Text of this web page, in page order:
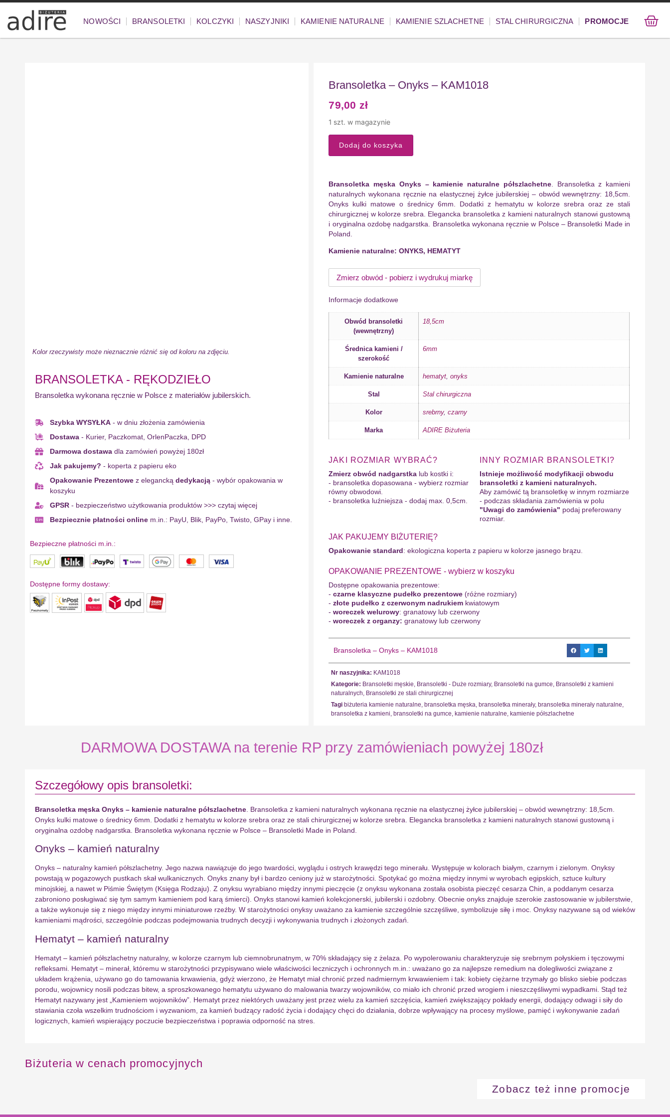
NOWOŚCI BRANSOLETKI KOLCZYKI NASZYJNIKI KAMIENIE NATURALNE KAMIENIE SZLACHETNE STAL CHIRURGICZNA PROMOCJE
Kolor rzeczywisty może nieznacznie różnić się od koloru na zdjęciu.
BRANSOLETKA - RĘKODZIEŁO
Bransoletka wykonana ręcznie w Polsce z materiałów jubilerskich.
Szybka WYSYŁKA - w dniu złożenia zamówienia
Dostawa - Kurier, Paczkomat, OrlenPaczka, DPD
Darmowa dostawa dla zamówień powyżej 180zł
Jak pakujemy? - koperta z papieru eko
Opakowanie Prezentowe z eleganckądedykacją - wybór opakowania w
koszyku
GPSR - bezpieczeństwo użytkowania produktów >>> czytaj więcej
Bezpiecznie płatności online m.in.: PayU, Blik, PayPo, Twisto, GPay i inne.
Bezpieczne płatności m.in.:
Dostępne formy dostawy:
Bransoletka – Onyks – KAM1018
79,00zł
1 szt. w magazynie
Dodaj do koszyka
Bransoletka męska Onyks – kamienie naturalne półszlachetne. Bransoletka z kamieni
naturalnych wykonana ręcznie na elastycznej żyłce jubilerskiej – obwód wewnętrzny: 18,5cm.
Onyks kulki matowe o średnicy 6mm. Dodatki z hematytu w kolorze srebra oraz ze stali
chirurgicznej w kolorze srebra. Elegancka bransoletka z kamieni naturalnych stanowi gustowną
i oryginalna ozdobę nadgarstka. Bransoletka wykonana ręcznie w Polsce – Bransoletki Made in
Poland.
Kamienie naturalne: ONYKS, HEMATYT
Zmierz obwód - pobierz i wydrukuj miarkę
Informacje dodatkowe
Obwód bransoletki
(wewnętrzny)
18,5cm
Średnica kamieni /
szerokość
6mm
Kamienie naturalne hematyt,onyks
Stal Stal chirurgiczna
Kolor srebrny,czarny
Marka ADIRE Biżuteria
JAKI ROZMIAR WYBRAĆ?
Zmierz obwód nadgarstka lub kostki i:
- bransoletka dopasowana - wybierz rozmiar
równy obwodowi.
- bransoletka luźniejsza - dodaj max. 0,5cm.
INNY ROZMIAR BRANSOLETKI?
Istnieje możliwość modyfikacji obwodu
bransoletki z kamieni naturalnych.
Aby zamówić tą bransoletkę w innym rozmiarze
- podczas składania zamówienia w polu
"Uwagi do zamówienia" podaj preferowany
rozmiar.
JAK PAKUJEMY BIŻUTERIĘ?
Opakowanie standard: ekologiczna koperta z papieru w kolorze jasnego brązu.
OPAKOWANIE PREZENTOWE - wybierz w koszyku
Dostępne opakowania prezentowe:
-czarne klasyczne pudełko prezentowe (różne rozmiary)
-złote pudełko z czerwonym nadrukiem kwiatowym
-woreczek welurowy: granatowy lub czerwony
-woreczek z organzy: granatowy lub czerwony
Bransoletka – Onyks – KAM1018
Nr naszyjnika: KAM1018
Kategorie: Bransoletki męskie Bransoletki - Duże rozmiary, Bransoletki na gumce Bransoletki z kamieni
naturalnych Bransoletki ze stali chirurgicznej
Tagi biżuteria kamienie naturalne ,bransoletka męska ,bransoletka minerały,bransoletka minerały naturalne
bransoletka z kamieni ,bransoletki na gumce ,kamienie naturalne ,kamienie półszlachetne
DARMOWA DOSTAWA na terenie RP przy zamówieniach powyżej 180zł
Szczegółowy opis bransoletki:
Bransoletka męska Onyks – kamienie naturalne półszlachetne . Bransoletka z kamieni naturalnych wykonana ręcznie na elastycznej żyłce jubilerskiej – obwód wewnętrzny: 18,5cm.
Onyks kulki matowe o średnicy 6mm. Dodatki z hematytu w kolorze srebra oraz ze stali chirurgicznej w kolorze srebra. Elegancka bransoletka z kamieni naturalnych stanowi gustowną i
oryginalna ozdobę nadgarstka. Bransoletka wykonana ręcznie w Polsce – Bransoletki Made in Poland.
Onyks – kamień naturalny
Onyks – naturalny kamień półszlachetny. Jego nazwa nawiązuje do jego twardości, wyglądu i ostrych krawędzi tego minerału. Występuje w kolorach białym, czarnym i zielonym. Onyksy
powstają w pogazowych pustkach skał wulkanicznych. Onyks znany był i bardzo ceniony już w starożytności. Spotykać go można między innymi w wyrobach egipskich, sztuce kultury
minojskiej, a nawet w Piśmie Świętym (Księga Rodzaju). Z onyksu wyrabiano między innymi pieczęcie (z onyksu wykonana została osobista pieczęć cesarza Chin, a poddanym cesarza
zabroniono posługiwać się tym samym kamieniem pod karą śmierci). Onyks stanowi kamień kolekcjonerski, jubilerski i ozdobny. Obecnie onyks znajduje szerokie zastosowanie w jubilerstwie,
a także wykonuje się z niego między innymi miniaturowe rzeźby. W starożytności onyksy uważano za kamienie szczególnie szczęśliwe, symbolizuje siłę i moc. Onyksy nazywane są od wieków
kamieniami mądrości, szczególnie podczas podejmowania trudnych decyzji i wykonywania trudnych i złożonych zadań.
Hematyt – kamień naturalny
Hematyt – kamień półszlachetny naturalny, w kolorze czarnym lub ciemnobrunatnym, w 70% składający się z żelaza. Po wypolerowaniu charakteryzuje się srebrnym połyskiem i tęczowymi
refleksami. Hematyt – minerał, któremu w starożytności przypisywano wiele właściwości leczniczych i ochronnych m.in.: uważano go za najlepsze remedium na dolegliwości związane z
układem krążenia, używano go do tamowania krwawienia, gdyż wierzono, że Hematyt miał chronić przed nadmiernym krwawieniem i tak: kobiety ciężarne trzymały go blisko siebie podczas
porodu, wojownicy nosili podczas bitew, a sproszkowanego hematytu używano do malowania twarzy wojowników, co miało ich chronić przed wrogiem i nieszczęśliwymi wypadkami. Stąd też
Hematyt nazywany jest „Kamieniem wojowników”. Hematyt przez niektórych uważany jest przez wielu za kamień szczęścia, kamień zwiększający pokłady energii, dodający odwagi i siły do
stawiania czoła wszelkim trudnościom i wyzwaniom, za kamień budzący radość życia i dodający chęci do działania, dobrze wpływający na procesy myślowe, pamięć i wykonywanie zadań
logicznych, kamień wspierający poczucie bezpieczeństwa i poprawia odporność na stres.
Biżuteria w cenach promocyjnych
Zobacz też inne promocje